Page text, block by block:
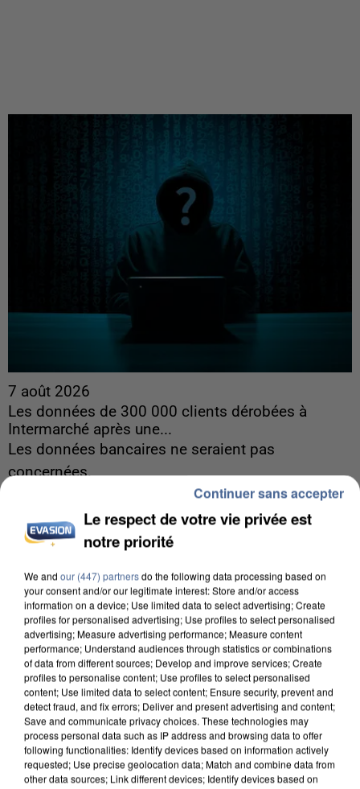
7 août 2026
Les données de 300 000 clients dérobées à
Intermarché après une...
Les données bancaires ne seraient pas
concernées.
7 août 2026
Un second cadre de la DZ Mafia interpellé en
Le respect de votre vie privée est
notre priorité
We and our (447) partnersdo the following data processing based on
your consent and/or our legitimate interest: Store and/or access
information on a device; Use limited data to select advertising; Create
profiles for personalised advertising; Use profiles to select personalised
advertising; Measure advertising performance; Measure content
performance; Understand audiences through statistics or combinations
of data from different sources; Develop and improve services; Create
profiles to personalise content; Use profiles to select personalised
content; Use limited data to select content; Ensure security, prevent and
detect fraud, and fix errors; Deliver and present advertising and content;
Save and communicate privacy choices. These technologies may
process personal data such as IP address and browsing data to offer
following functionalities: Identify devices based on information actively
requested; Use precise geolocation data; Match and combine data from
other data sources; Link different devices; Identify devices based on
Continuer sans accepter